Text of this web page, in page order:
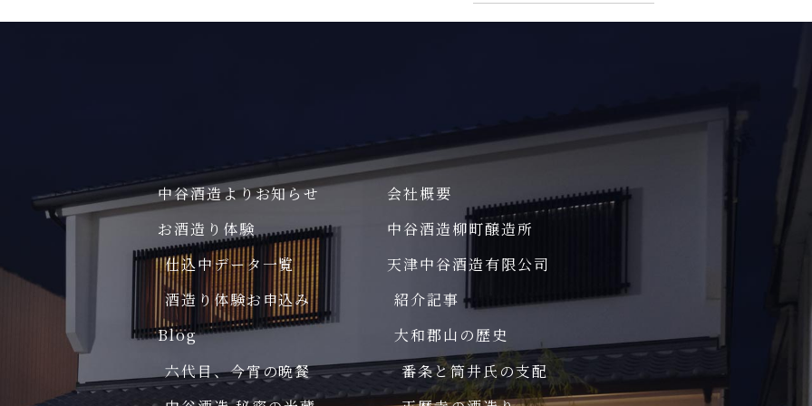
中谷酒造よりお知らせ
お酒造り体験
仕込中データ一覧
酒造り体験お申込み
Blog
六代目、今宵の晩餐
会社概要
中谷酒造柳町醸造所
天津中谷酒造有限公司
紹介記事
大和郡山の歴史
番条と筒井氏の支配